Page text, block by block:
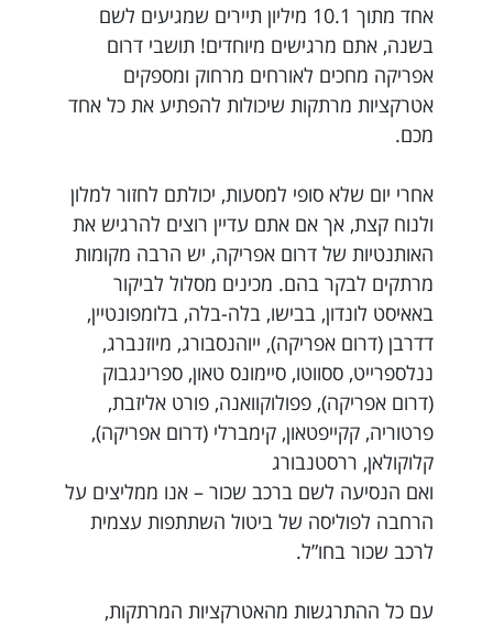
אחד מתוך 10.1 מיליון תיירים שמגיעים לשם
בשנה, אתם מרגישים מיוחדים! תושבי דרום
אפריקה מחכים לאורחים מרחוק ומספקים
אטרקציות מרתקות שיכולות להפתיע את כל אחד
מכם.
אחרי יום שלא סופי למסעות, יכולתם לחזור למלון
ולנוח קצת, אך אם אתם עדיין רוצים להרגיש את
האותנטיות של דרום אפריקה, יש הרבה מקומות
מרתקים לבקר בהם. מכינים מסלול לביקור
באאיסט לונדון, בבישו, בלה-בלה, בלומפונטיין,
דדרבן (דרום אפריקה), ייוהנסבורג, מיוזנברג,
ננלספרייט, ססווטו, סיימונס טאון, ספרינגבוק
(דרום אפריקה), פפולוקוואנה, פורט אליזבת,
פרטוריה, קקייפטאון, קימברלי (דרום אפריקה),
קלוקולאן, ררסטנבורג
ואם הנסיעה לשם ברכב שכור – אנו ממליצים על
הרחבה לפוליסה של ביטול השתתפות עצמית
לרכב שכור בחו”ל.
עם כל ההתרגשות מהאטרקציות המרתקות,